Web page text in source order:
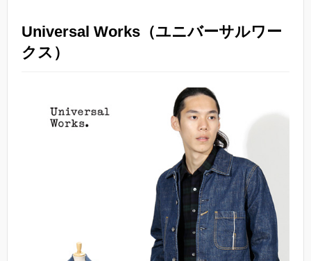
Universal Works（ユニバーサルワー
クス）